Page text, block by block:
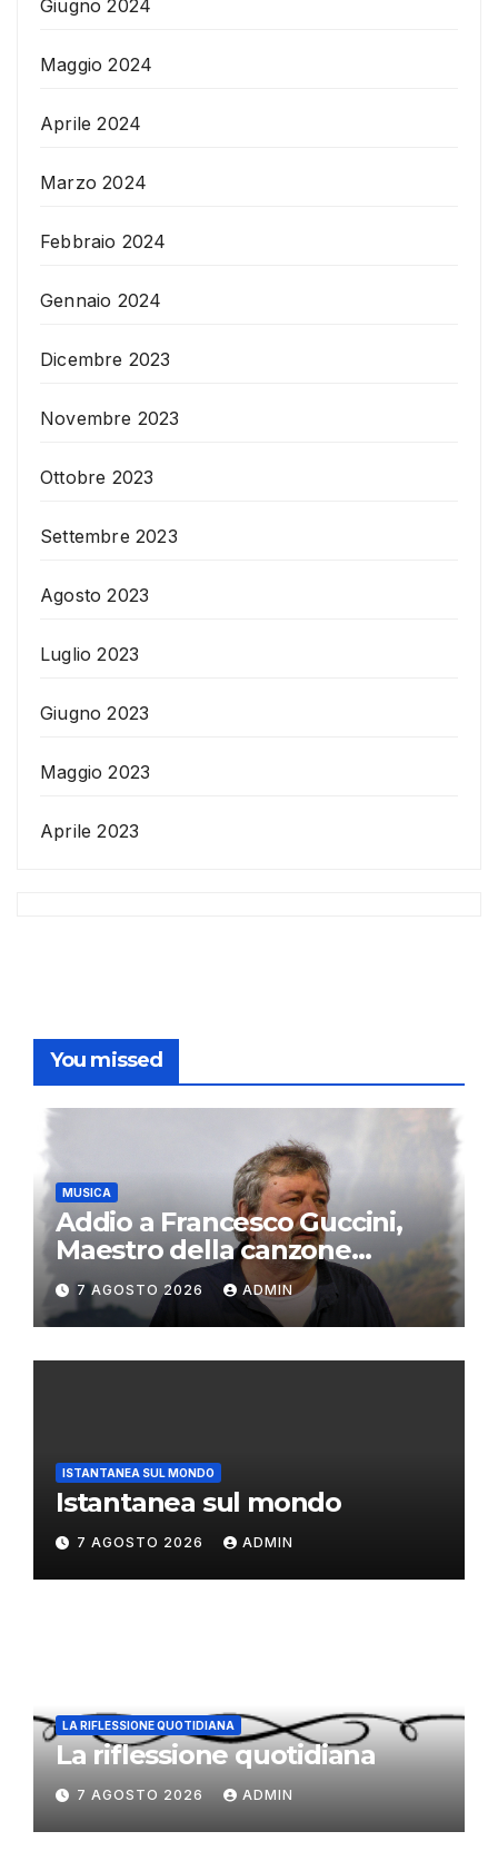
Giugno 2024
Maggio 2024
Aprile 2024
Marzo 2024
Febbraio 2024
Gennaio 2024
Dicembre 2023
Novembre 2023
Ottobre 2023
Settembre 2023
Agosto 2023
Luglio 2023
Giugno 2023
Maggio 2023
Aprile 2023
You missed
MUSICA
Addio a Francesco Guccini,
Maestro della canzone
d’autore
7 AGOSTO 2026 ADMIN
ISTANTANEA SUL MONDO
Istantanea sul mondo
7 AGOSTO 2026 ADMIN
LA RIFLESSIONE QUOTIDIANA
La riflessione quotidiana
7 AGOSTO 2026 ADMIN